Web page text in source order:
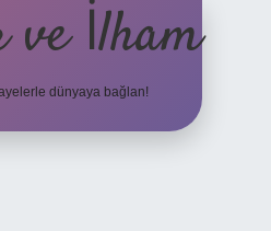
ve İlham
dünyaya bağlan!